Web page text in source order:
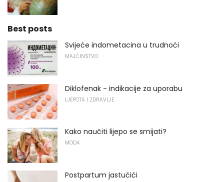
Best posts
Svijeće indometacina u trudnoći
MAJČINSTVO
Diklofenak - indikacije za uporabu
LJEPOTA I ZDRAVLJE
Kako naučiti lijepo se smijati?
MODA
Postpartum jastučići